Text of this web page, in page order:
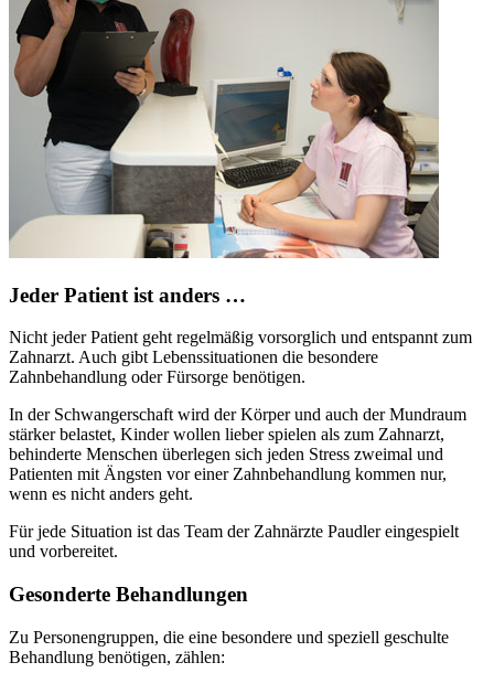
Jeder Patient ist anders …
Nicht jeder Patient geht regelmäßig vorsorglich und entspannt zum
Zahnarzt. Auch gibt Lebenssituationen die besondere
Zahnbehandlung oder Fürsorge benötigen.
In der Schwangerschaft wird der Körper und auch der Mundraum
stärker belastet, Kinder wollen lieber spielen als zum Zahnarzt,
behinderte Menschen überlegen sich jeden Stress zweimal und
Patienten mit Ängsten vor einer Zahnbehandlung kommen nur,
wenn es nicht anders geht.
Für jede Situation ist das Team der Zahnärzte Paudler eingespielt
und vorbereitet.
Gesonderte Behandlungen
Zu Personengruppen, die eine besondere und speziell geschulte
Behandlung benötigen, zählen: